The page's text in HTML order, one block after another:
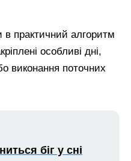
в практичний алгоритм
особливі дні,
виконання поточних
біг у сні